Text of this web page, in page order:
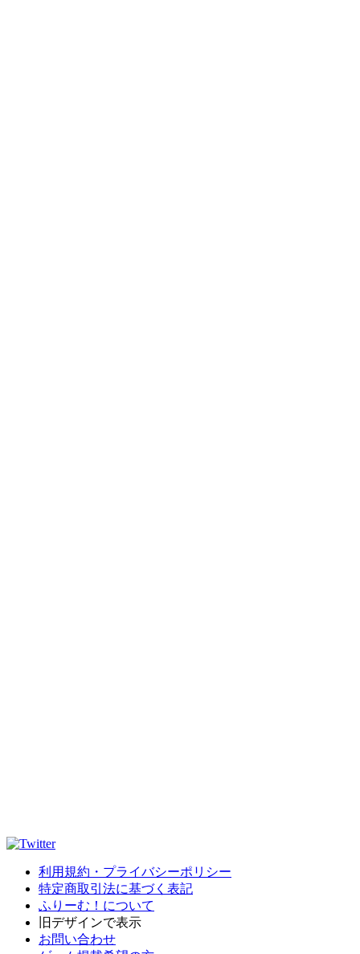
利用規約・プライバシーポリシー
特定商取引法に基づく表記
ふりーむ！について
旧デザインで表示
お問い合わせ